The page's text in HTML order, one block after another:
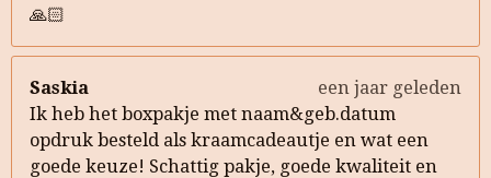
🙏🏻
Saskia
een jaar geleden
Ik heb het boxpakje met naam&geb.datum
opdruk besteld als kraamcadeautje en wat een
goede keuze! Schattig pakje, goede kwaliteit en